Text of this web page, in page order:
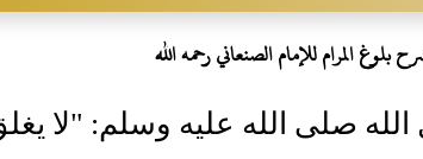
المرام للإمام الصنعاني رحمه الله
صلى الله عليه وسلم: "لا